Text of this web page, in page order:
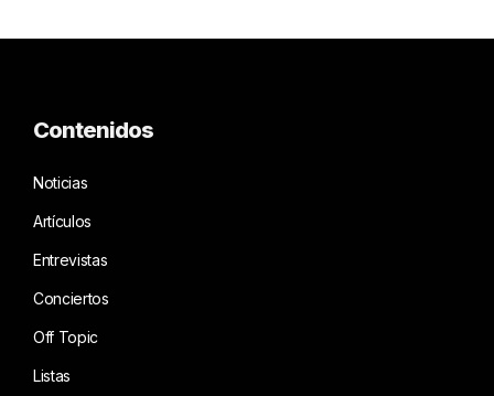
Contenidos
Noticias
Artículos
Entrevistas
Conciertos
Off Topic
Listas